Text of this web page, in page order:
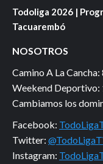
Todoliga 2026 |
Tacuarembó
NOSOTROS
Camino A La
Weekend Deportivo:
Cambiamos los
Facebook:
Twitter:
Instagram: